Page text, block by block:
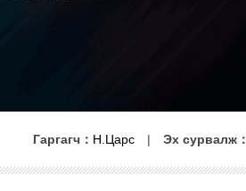
Гаргагч： Н.Царс | Эх сурвалж：